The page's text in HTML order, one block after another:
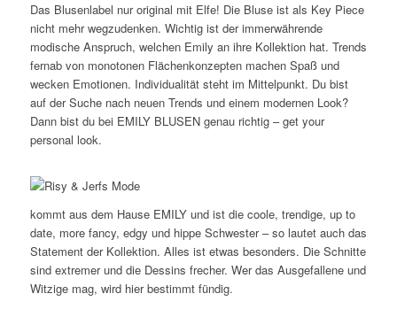
Das Blusenlabel nur original mit Elfe! Die Bluse ist als Key Piece
nicht mehr wegzudenken. Wichtig ist der immerwährende
modische Anspruch, welchen Emily an ihre Kollektion hat. Trends
fernab von monotonen Flächenkonzepten machen Spaß und
wecken Emotionen. Individualität steht im Mittelpunkt. Du bist
auf der Suche nach neuen Trends und einem modernen Look?
Dann bist du bei EMILY BLUSEN genau richtig – get your
personal look.
kommt aus dem Hause EMILY und ist die coole, trendige, up to
date, more fancy, edgy und hippe Schwester – so lautet auch das
Statement der Kollektion. Alles ist etwas besonders. Die Schnitte
sind extremer und die Dessins frecher. Wer das Ausgefallene und
Witzige mag, wird hier bestimmt fündig.